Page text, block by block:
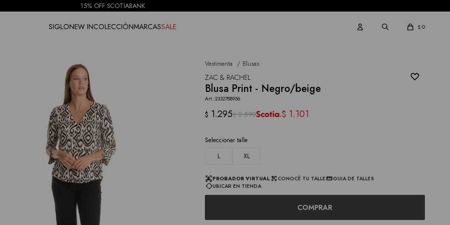
15% OFF SCOTIABANK
SIGLONEW INCOLECCIÓNMARCASSALE $ 0
Vestimenta Blusas
ZAC & RACHEL
Blusa Print - Negro/beige
2332788956
$ 1.295$ 2.590 $ 1.101
Seleccionar talle
L
XL
PROBADOR VIRTUAL CONOCÉ TU TALLE
GUIA DE TALLES
UBICAR EN TIENDA
COMPRAR
NOTIFICARME